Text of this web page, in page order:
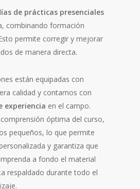
de prácticas presenciales
combinando formación
permite corregir y mejorar
de manera directa.
están equipadas con
calidad y contamos con
experiencia en el campo.
óptima del curso,
pequeños, lo que permite
y garantiza que
a fondo el material
respaldado durante todo el